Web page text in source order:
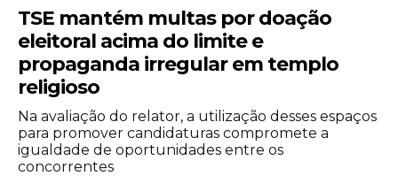
TSE mantém multas por doação
eleitoral acima do limite e
propaganda irregular em templo
religioso
Na avaliação do relator, a utilização desses espaços
para promover candidaturas compromete a
igualdade de oportunidades entre os
concorrentes